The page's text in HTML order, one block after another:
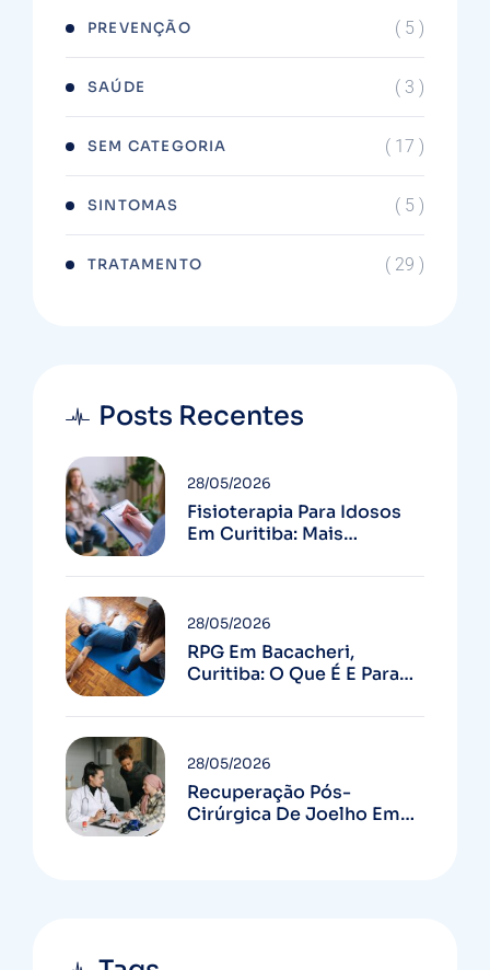
PREVENÇÃO ( 5 )
SAÚDE ( 3 )
SEM CATEGORIA ( 17 )
SINTOMAS ( 5 )
TRATAMENTO ( 29 )
Posts Recentes
Fisioterapia Para Idosos
Em Curitiba: Mais
Quedas
28/05/2026
RPG Em Bacacheri,
Curitiba: O Que É E Para
28/05/2026
Recuperação Pós-
Cirúrgica De Joelho Em
28/05/2026